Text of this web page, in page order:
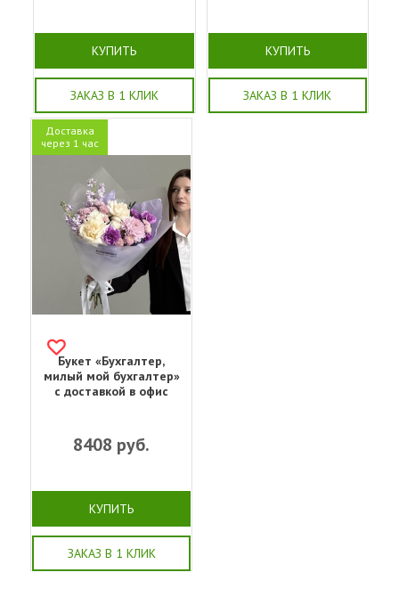
КУПИТЬ
ЗАКАЗ В 1 КЛИК
КУПИТЬ
ЗАКАЗ В 1 КЛИК
Доставка
через 1 час
Букет «Бухгалтер,
милый мой бухгалтер»
с доставкой в офис
8408 руб.
КУПИТЬ
ЗАКАЗ В 1 КЛИК